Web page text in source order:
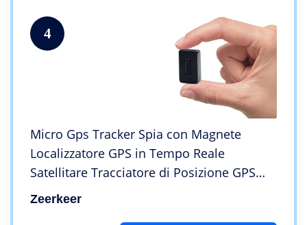
4
Micro Gps Tracker Spia con Magnete
Localizzatore GPS in Tempo Reale
Satellitare Tracciatore di Posizione GPS
Tracker Portatile con Geo-fence Alarm e
Zeerkeer